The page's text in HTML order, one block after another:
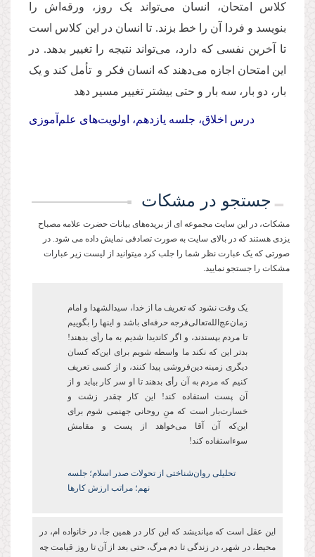
کلاس امتحان، انسان می‌تواند یک روز، ورقه‌اش را
بنویسد و فردا آن را خط بزند. تا انسان در این کلاس است
تا آخرین نفسی که دارد، می‌تواند نتیجه را تغییر بدهد. در
این امتحان اجازه می‌دهند که انسان فکر و تأمل کند و یک
بار، دو بار، سه بار و حتى بیشتر تغییر مسیر دهد
درس اخلاق، جلسه یازدهم، اولویت‌های علم‌آموزی
جستجو در مشکات
مشکات، در این سایت مجموعه ای از بریده‌های بیانات حضرت علامه مصباح
یزدی هستند که در بالای سایت به صورت تصادفی نمایش داده می شود. در
صورتی که یک عبارت نظر شما را جلب کرد میتوانید از لیست زیر عبارات
مشکات را جستجو نمایید.
یک وقت نشود که تعریف ما از خدا، سیدالشهدا و امام
زمان‌عج‌الله‌تعالی‌فرجه حرفه‌ای باشد و این­ها را بگوییم
تا مردم بپسندند، و اگر کاندیدا شدیم به ما رأی بدهند!
بدتر این که نکند ما واسطه شویم برای این‌که کسان
دیگری زمینه دین‌فروشی پیدا کنند، و از کسی تعریف
کنیم که مردم به آن رأی ‌بدهند تا او سر کار بیاید و از
آن پست‌ استفاده کند! این کار چقدر زشت و
خسارتبار است که منِ روحانی جهنمی شوم برای
اینکه آن آقا می‌خواهد از پست و مقامش
سوءاستفاده کند!
تحلیلی روان‌شناختی از تحولات صدر اسلام؛ جلسه
نهم؛ مراتب ارزش کارها
این عقل است که میاندیشد که این کار در همین جا، در خانواده ام، در
محیط، در شهر، در زندگی تا دم مرگ، حتی بعد از آن تا روز قیامت چه